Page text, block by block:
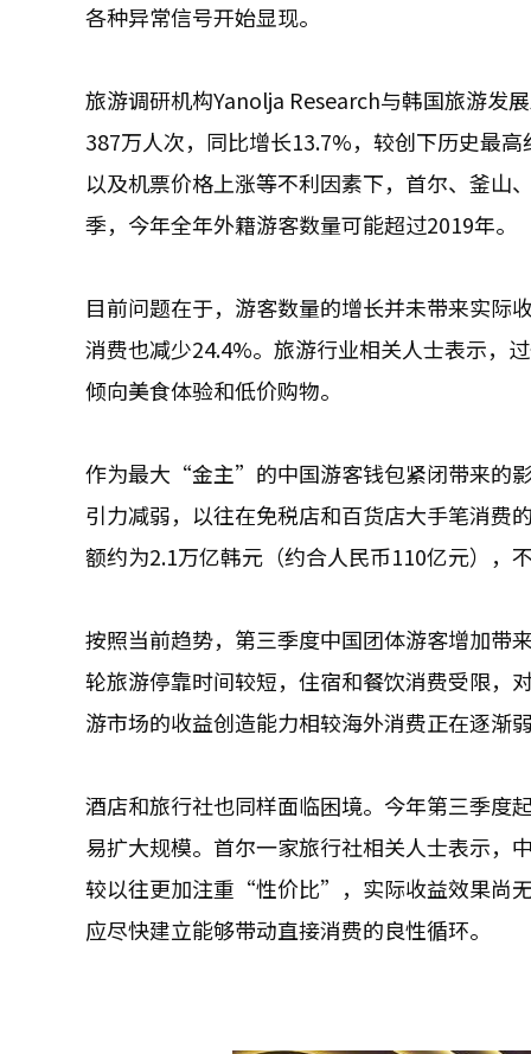
各种异常信号开始显现。
旅游调研机构Yanolja Research与韩国旅游发
387万人次，同比增长13.7%，较创下历史最
以及机票价格上涨等不利因素下，首尔、釜山
季，今年全年外籍游客数量可能超过2019年。
目前问题在于，游客数量的增长并未带来实际
消费也减少24.4%。旅游行业相关人士表示，
倾向美食体验和低价购物。
作为最大“金主”的中国游客钱包紧闭带来的
引力减弱，以往在免税店和百货店大手笔消
额约为2.1万亿韩元（约合人民币110亿元），
按照当前趋势，第三季度中国团体游客增加带
轮旅游停靠时间较短，住宿和餐饮消费受限，
游市场的收益创造能力相较海外消费正在逐渐
酒店和旅行社也同样面临困境。今年第三季度
易扩大规模。首尔一家旅行社相关人士表示，
较以往更加注重“性价比”，实际收益效果尚
应尽快建立能够带动直接消费的良性循环。